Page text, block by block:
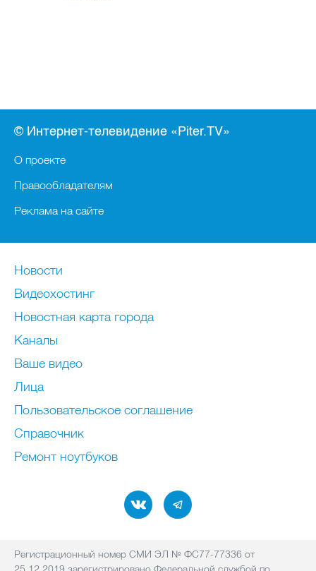
© Интернет-телевидение «Piter.TV»
О проекте
Правообладателям
Реклама на сайте
Новости
Видеохостинг
Новостная карта города
Каналы
Ваше видео
Лица
Пользовательское соглашение
Справочник
Ремонт нoутбуков
Регистрационный номер СМИ ЭЛ № ФС77-77336 от